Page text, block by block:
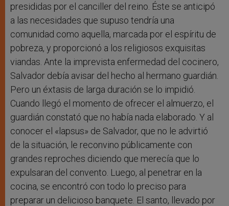
presididas por el canciller del reino. Éste se anticipó
a las necesidades que supuso tendría una
comunidad como aquella, marcada por el espíritu de
pobreza, y proporcionó a los religiosos exquisitas
viandas. Ante la imprevista enfermedad del cocinero,
Salvador debía avisar del hecho al hermano guardián.
Pero un éxtasis de larga duración se lo impidió.
Cuando llegó el momento de ofrecer el almuerzo, el
guardián constató que no había nada elaborado. Y al
conocer el «lapsus» de Salvador, que no le advirtió
de la situación, le reconvino públicamente con
grandes reproches diciendo que merecía que lo
expulsaran del convento. Luego, al penetrar en la
cocina, se encontró con todo lo preciso para
preparar un delicioso banquete. El santo, llevado por